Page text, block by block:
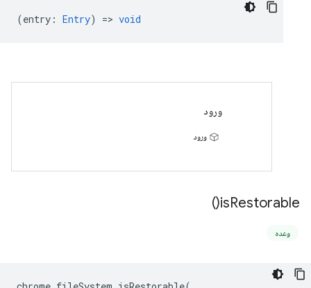
(entry : Entry) => void
ورود
ورود
isRestorable(
)
وعده